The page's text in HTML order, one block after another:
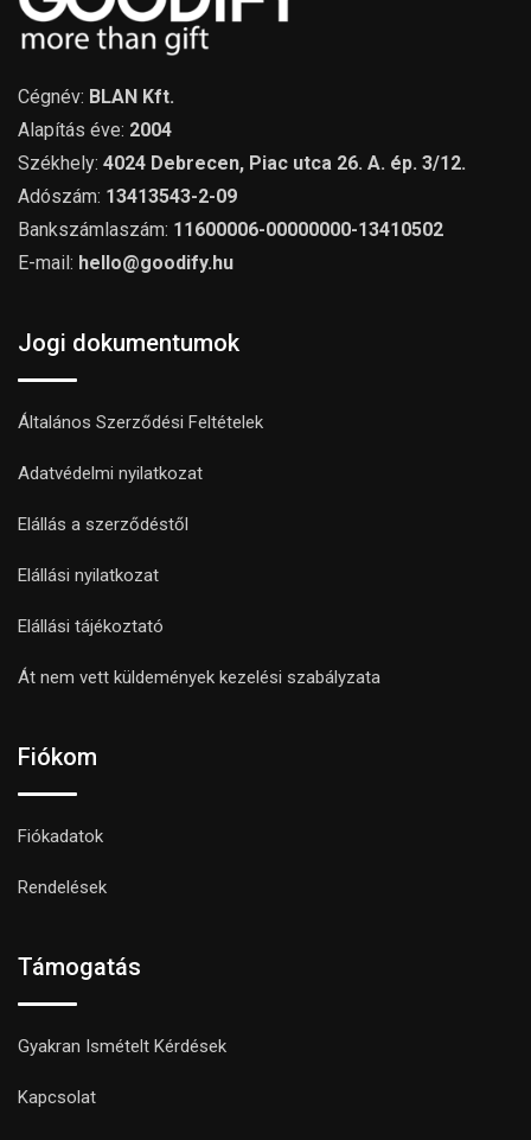
Cégnév: BLAN Kft.
Alapítás éve: 2004
Székhely: 4024 Debrecen, Piac utca 26. A. ép. 3/12.
Adószám: 13413543-2-09
Bankszámlaszám: 11600006-00000000-13410502
E-mail: hello@goodify.hu
Jogi dokumentumok
Általános Szerződési Feltételek
Adatvédelmi nyilatkozat
Elállás a szerződéstől
Elállási nyilatkozat
Elállási tájékoztató
Át nem vett küldemények kezelési szabályzata
Fiókom
Fiókadatok
Rendelések
Támogatás
Gyakran Ismételt Kérdések
Kapcsolat